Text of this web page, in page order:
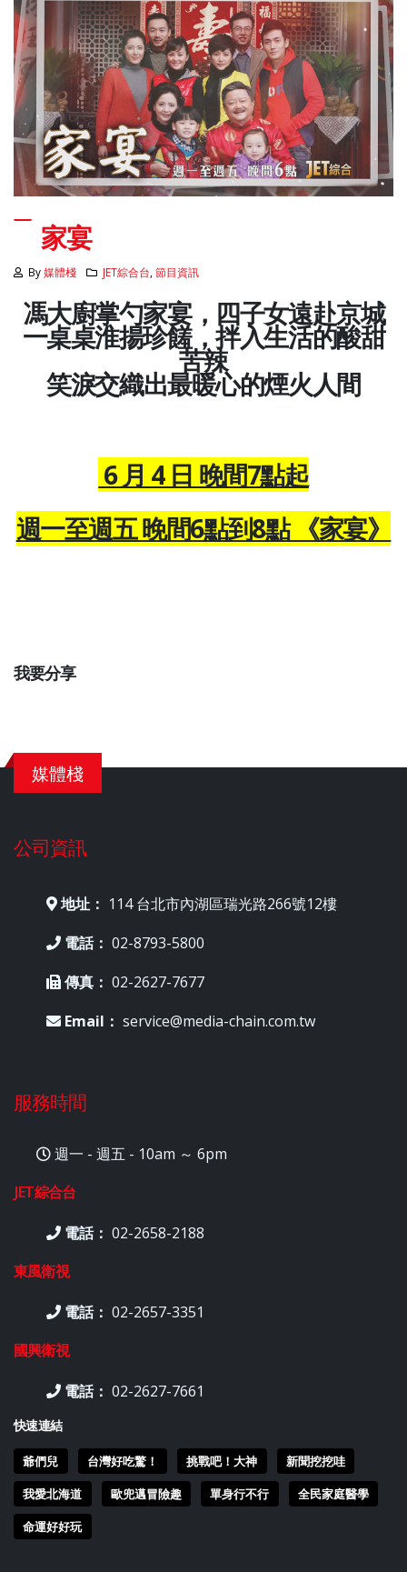
家宴
By媒體棧 JET綜合台 節目資訊
馮大廚掌勺家宴，四子女遠赴京城
一桌桌淮揚珍饈，拌入生活的酸甜
苦辣
笑淚交織出最暖心的煙火人間
6 月 4 日 晚間7點起
週一至週五 晚間6點到8點 《家宴》
我要分享
媒體棧
公司資訊
地址： 114 台北市內湖區瑞光路266號12樓
電話： 02-8793-5800
傳真： 02-2627-7677
Email： service@media-chain.com.tw
服務時間
週一 - 週五 - 10am ～ 6pm
JET綜合台
電話： 02-2658-2188
東風衛視
電話： 02-2657-3351
國興衛視
電話： 02-2627-7661
快速連結
爺們兒 台灣好吃驚！ 挑戰吧！大神
新聞挖挖哇
我愛北海道
歐兜邁冒險趣 單身行不行
全民家庭醫學
命運好好玩